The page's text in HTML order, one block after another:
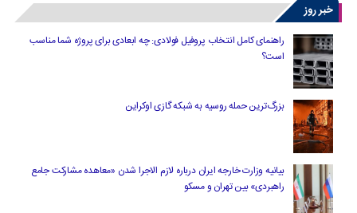
خبر روز
راهنمای کامل انتخاب پروفیل فولادی: چه ابعادی برای پروژه شما مناسب
است؟
بزرگ‌ترین حمله روسیه به شبکه گازی اوکراین
بیانیه وزارت خارجه ایران درباره لازم‌ الاجرا شدن «معاهده مشارکت جامع
راهبردی» بین تهران و مسکو